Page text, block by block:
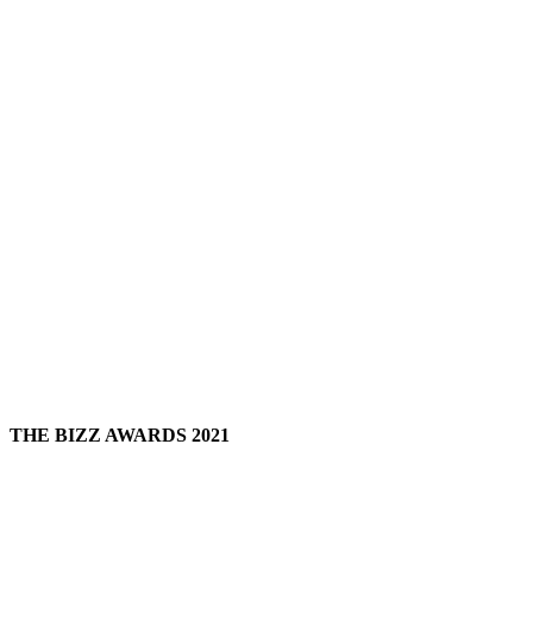
THE BIZZ AWARDS 2021